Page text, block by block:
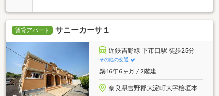
賃貸アパート サニーカーサ１
近鉄吉野線 下市口駅 徒歩25分
その他の交通
築16年6ヶ月 / 2階建
奈良県吉野郡大淀町大字桧垣本